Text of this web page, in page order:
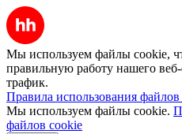
Мы используем файлы cookie,
правильную работу нашего веб-
трафик.
Правила использования
Мы используем файлы cookie.
файлов cookie